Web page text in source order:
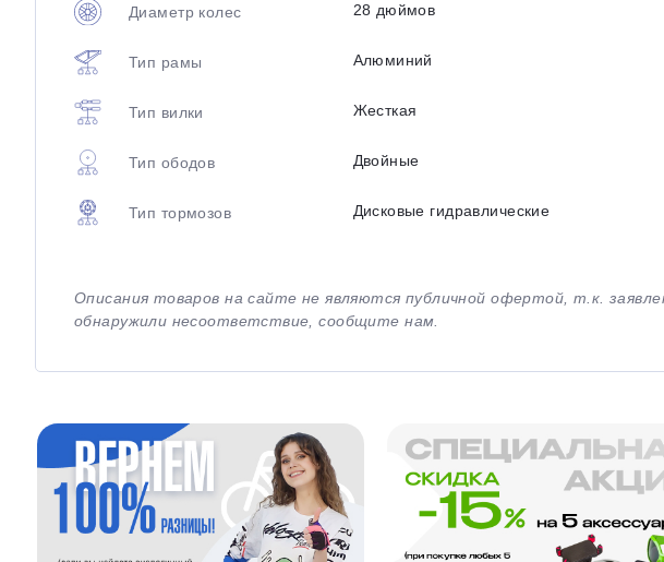
Диаметр колес 28 дюймов
Тип рамы Алюминий
Тип вилки Жесткая
Тип ободов Двойные
Тип тормозов Дисковые гидравлические
Описания товаров на сайте не являются публичной офертой, т.к.
обнаружили несоответствие, сообщите нам.